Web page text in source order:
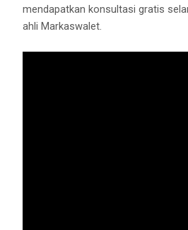
mendapatkan konsultasi gratis
ahli Markaswalet.